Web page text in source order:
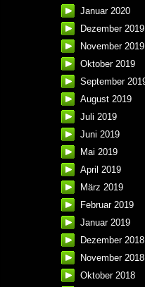
Januar 2020
Dezember 2019
November 2019
Oktober 2019
September
August 2019
Juli 2019
Juni 2019
Mai 2019
April 2019
März 2019
Februar 2019
Januar 2019
Dezember 2018
November 2018
Oktober 2018